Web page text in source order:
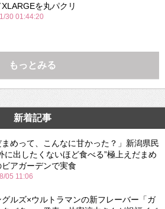
を丸パクリ
30 01:44:20
もっとみる
新着記事
まめって、こんなに甘かった？」新潟県民
に出したくないほど食べる”極上えだまめ
ビアガーデンで実食
05 11:06
グルズ×ウルトラマンの新フレーバー「ガ